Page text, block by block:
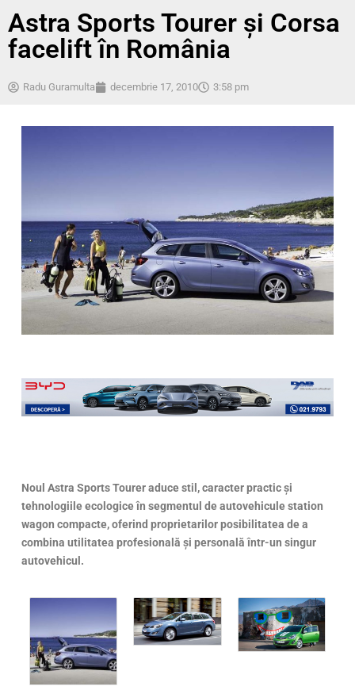
Astra Sports Tourer și Corsa
facelift în România
Radu Guramulta decembrie 17, 2010 3:58 pm
Noul Astra Sports Tourer aduce stil, caracter practic şi
tehnologiile ecologice în segmentul de autovehicule station
wagon compacte, oferind proprietarilor posibilitatea de a
combina utilitatea profesională şi personală într-un singur
autovehicul.